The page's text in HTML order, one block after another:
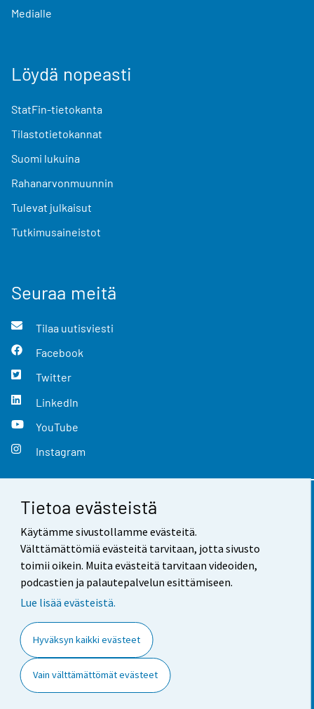
Tietoa evästeistä
Käytämme sivustollamme evästeitä.
Välttämättömiä evästeitä tarvitaan, jotta sivusto
toimii oikein. Muita evästeitä tarvitaan videoiden,
podcastien ja palautepalvelun esittämiseen.
Lue lisää evästeistä.
Hyväksyn kaikki evästeet
Vain välttämättömät evästeet
Medialle
Löydä nopeasti
StatFin-tietokanta
Tilastotietokannat
Suomi lukuina
Rahanarvonmuunnin
Tulevat julkaisut
Tutkimusaineistot
Seuraa meitä
Tilaa uutisviesti
Facebook
Twitter
LinkedIn
YouTube
Instagram
Yhteystiedot
Palaute
Käyttöehdot
Saavutettavuus
Tietoa sivustosta
Evästeasetukset